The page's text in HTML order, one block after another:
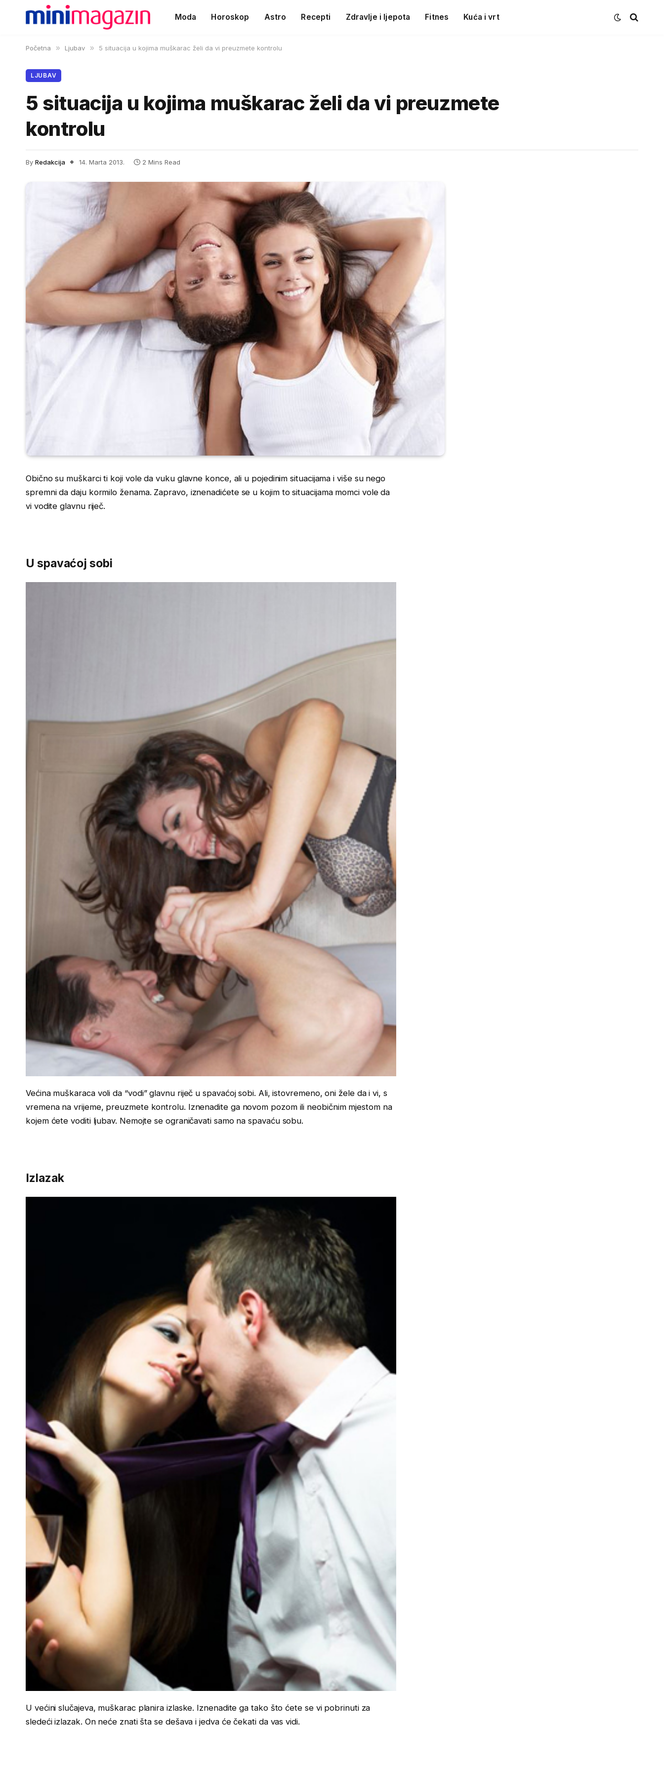
Moda Horoskop Astro Recepti Zdravlje i ljepota Fitnes Kuća i vrt
Početna » Ljubav » 5 situacija u kojima muškarac želi da vi preuzmete kontrolu
LJUBAV
5 situacija u kojima muškarac želi da vi preuzmete
kontrolu
By Redakcija 14. Marta 2013. 2 Mins Read
Obično su muškarci ti koji vole da vuku glavne konce, ali u pojedinim situacijama i više su nego
spremni da daju kormilo ženama. Zapravo, iznenadićete se u kojim to situacijama momci vole da
vi vodite glavnu riječ.
U spavaćoj sobi
Većina muškaraca voli da “vodi” glavnu riječ u spavaćoj sobi. Ali, istovremeno, oni žele da i vi, s
vremena na vrijeme, preuzmete kontrolu. Iznenadite ga novom pozom ili neobičnim mjestom na
kojem ćete voditi ljubav. Nemojte se ograničavati samo na spavaću sobu.
Izlazak
U većini slučajeva, muškarac planira izlaske. Iznenadite ga tako što ćete se vi pobrinuti za
sledeći izlazak. On neće znati šta se dešava i jedva će čekati da vas vidi.